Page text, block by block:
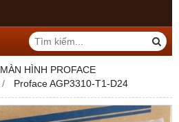
MÀN HÌNH PROFACE
Proface AGP3310-T1-D24